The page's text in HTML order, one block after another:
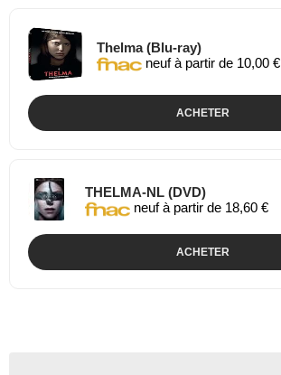
Thelma (Blu-ray)
neuf à partir de 10,00 €
ACHETER
THELMA-NL (DVD)
neuf à partir de 18,60 €
ACHETER